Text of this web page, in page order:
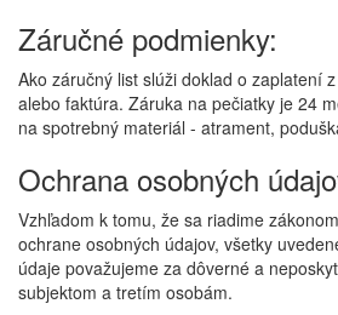
Záručné podmienky:
Ako záručný list slúži doklad o zaplatení
alebo faktúra. Záruka na pečiatky je 24
na spotrebný materiál - atrament,
Ochrana osobných
Vzhľadom k tomu, že sa riadime
ochrane osobných údajov, všetky
údaje považujeme za dôverné a
subjektom a tretím osobám.